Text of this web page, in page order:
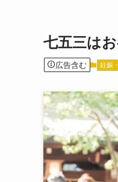
七五三は
広告含む 妊娠